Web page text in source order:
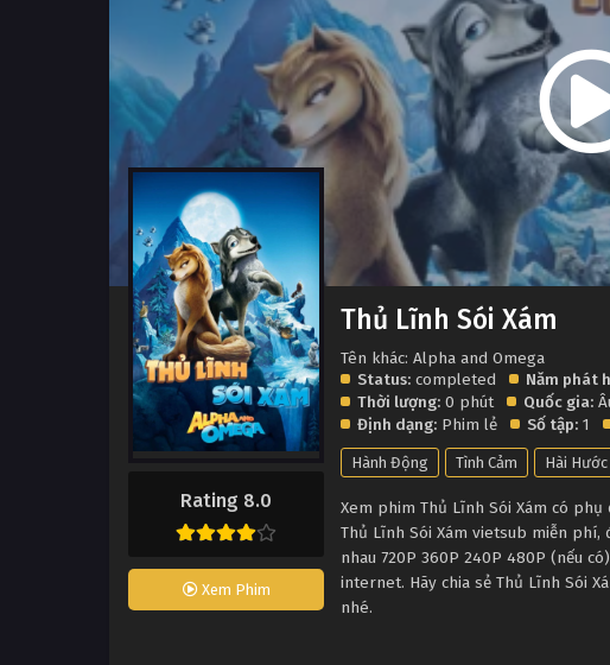
Rating 8.0
Xem Phim
Thủ Lĩnh Sói Xám
Tên khác: Alpha and Omega
Status: completed Năm phát
Thời lượng: 0 phút Quốc gia:
Định dạng: Phim lẻ Số tập: 1
Hành Động Tình Cảm Hài Hước
Xem phim Thủ Lĩnh Sói Xám có
Thủ Lĩnh Sói Xám vietsub miễn
nhau 720P 360P 240P 480P (nếu
internet. Hãy chia sẻ Thủ Lĩnh Sói
nhé.